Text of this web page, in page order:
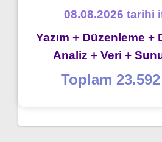
08.08.2026 tarihi
Yazım + Düzenleme +
Analiz + Veri +
Toplam